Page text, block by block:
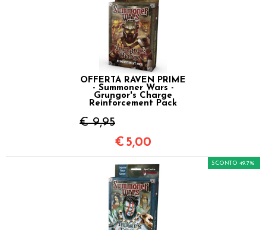
OFFERTA RAVEN PRIME
- Summoner Wars -
Grungor's Charge
Reinforcement Pack
€ 9,95
€ 5,00
SCONTO 49.7%